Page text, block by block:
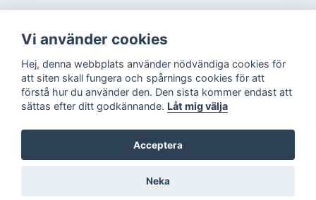
Tusen Trädgårdars Facebook
Tusen Trädgårdars Instagram
© Copyright 2022Riksförbundet Svensk Trädgård
Vi använder cookies
Hej, denna webbplats använder nödvändiga cookies för
att siten skall fungera och spårnings cookies för att
förstå hur du använder den. Den sista kommer endast att
sättas efter ditt godkännande. Låt mig välja
Acceptera
Neka